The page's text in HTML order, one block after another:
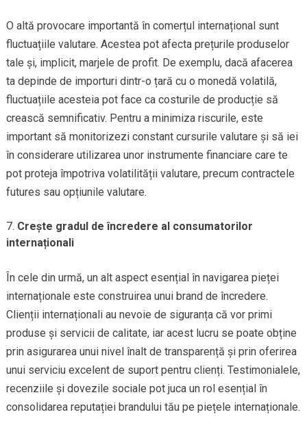
O altă provocare importantă în comerțul internațional sunt
fluctuațiile valutare. Acestea pot afecta prețurile produselor
tale și, implicit, marjele de profit. De exemplu, dacă afacerea
ta depinde de importuri dintr-o țară cu o monedă volatilă,
fluctuațiile acesteia pot face ca costurile de producție să
crească semnificativ. Pentru a minimiza riscurile, este
important să monitorizezi constant cursurile valutare și să iei
în considerare utilizarea unor instrumente financiare care te
pot proteja împotriva volatilității valutare, precum contractele
futures sau opțiunile valutare.
Crește gradul de încredere al consumatorilor
internaționali
În cele din urmă, un alt aspect esențial în navigarea pieței
internaționale este construirea unui brand de încredere.
Clienții internaționali au nevoie de siguranța că vor primi
produse și servicii de calitate, iar acest lucru se poate obține
prin asigurarea unui nivel înalt de transparență și prin oferirea
unui serviciu excelent de suport pentru clienți. Testimonialele,
recenziile și dovezile sociale pot juca un rol esențial în
consolidarea reputației brandului tău pe piețele internaționale.